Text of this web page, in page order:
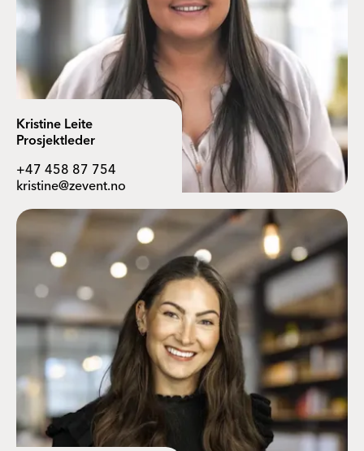
Kristine Leite
Prosjektleder
+47 458 87 754
kristine@zevent.no